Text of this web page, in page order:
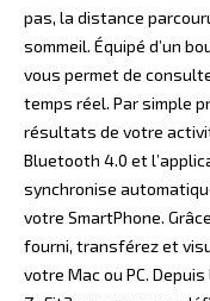
pas, la distance
sommeil. Équipé d’un
vous permet de
temps réel. Par simple
résultats de votre
Bluetooth 4.0 et
synchronise
votre SmartPhone.
fourni, transférez et
votre Mac ou PC.